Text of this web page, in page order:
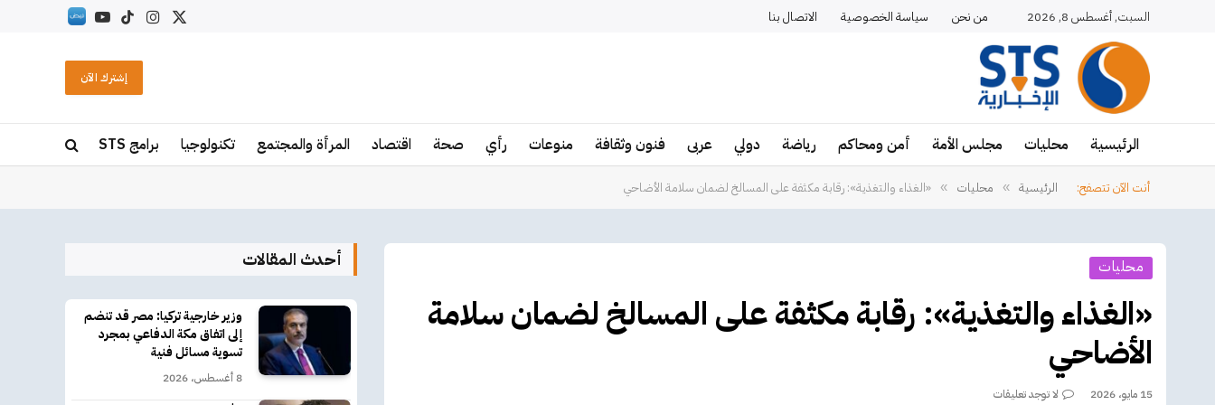
السبت, أغسطس 8, 2026 من نحن سياسة الخصوصية الاتصال بنا
X
الانستغرام
تيكتوكيوتيوب
RSS
إشترك الآن
الرئيسية محليات مجلس الأمة أمن ومحاكم رياضة دولي عربى فنون وثقافة منوعات رأي صحة اقتصاد المرأة والمجتمع تكنولوجيا برامج STS
أنت الآن تتصفح: الرئيسية » محليات » «الغذاء والتغذية»: رقابة مكثفة على المسالخ لضمان سلامة الأضاحي
محليات
«الغذاء والتغذية»: رقابة مكثفة على المسالخ لضمان سلامة
الأضاحي
15 مايو، 2026 لا توجد تعليقات
أحدث المقالات
وزير خارجية تركيا: مصر قد تنضم
إلى اتفاق مكة الدفاعي بمجرد
تسوية مسائل فنية
8 أغسطس، 2026